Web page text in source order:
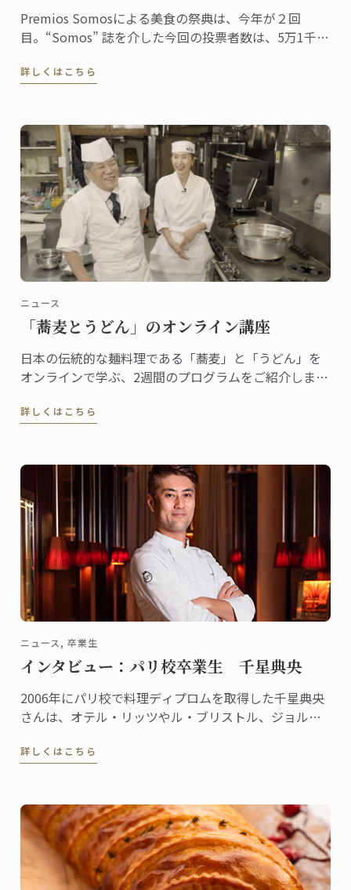
Premios Somosによる美食の祭典は、今年が２回
目。“Somos” 誌を介した今回の投票者数は、5万1千人
ラン、および関連企業を称え４０部門における受賞
詳しくはこちら
ニュース
「蕎麦とうどん」のオンライン講座
日本の伝統的な麺料理である「蕎麦」と「うどん」を
オンラインで学ぶ、2週間のプログラムをご紹介しま
詳しくはこちら
ニュース, 卒業生
インタビュー：パリ校卒業生 千星典央
2006年にパリ校で料理ディプロムを取得した千星典央
さんは、オテル・リッツやル・ブリストル、ジョルジ
の高級リゾート、ヘビチホテル＆リゾートのエグゼク
詳しくはこちら